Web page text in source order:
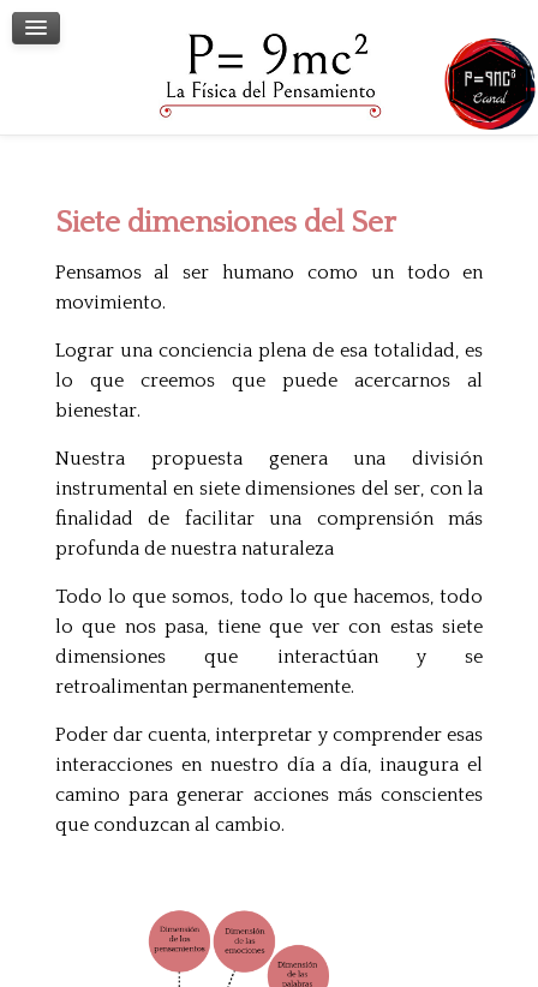
Terapia Individual
Siete dimensiones del Ser
Pensamos al ser humano como un todo en
movimiento.
Lograr una conciencia plena de esa totalidad, es
lo que creemos que puede acercarnos al
bienestar.
Nuestra propuesta genera una división
instrumental en siete dimensiones del ser, con la
finalidad de facilitar una comprensión más
profunda de nuestra naturaleza
Todo lo que somos, todo lo que hacemos, todo
lo que nos pasa, tiene que ver con estas siete
dimensiones que interactúan y se
retroalimentan permanentemente.
Poder dar cuenta, interpretar y comprender esas
interacciones en nuestro día a día, inaugura el
camino para generar acciones más conscientes
que conduzcan al cambio.